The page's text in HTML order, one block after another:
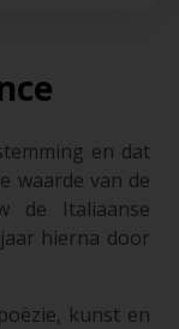
en dat
waarde van de
de Italiaanse
hierna door
kunst en